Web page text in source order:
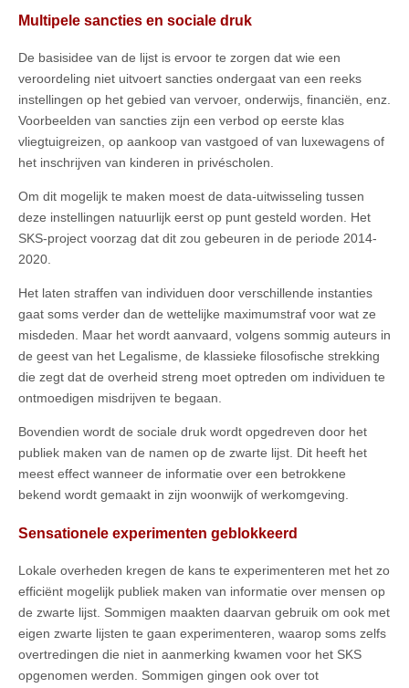
Multipele sancties en sociale druk
De basisidee van de lijst is ervoor te zorgen dat wie een
veroordeling niet uitvoert sancties ondergaat van een reeks
instellingen op het gebied van vervoer, onderwijs, financiën, enz.
Voorbeelden van sancties zijn een verbod op eerste klas
vliegtuigreizen, op aankoop van vastgoed of van luxewagens of
het inschrijven van kinderen in privéscholen.
Om dit mogelijk te maken moest de data-uitwisseling tussen
deze instellingen natuurlijk eerst op punt gesteld worden. Het
SKS-project voorzag dat dit zou gebeuren in de periode 2014-
2020.
Het laten straffen van individuen door verschillende instanties
gaat soms verder dan de wettelijke maximumstraf voor wat ze
misdeden. Maar het wordt aanvaard, volgens sommig auteurs in
de geest van het Legalisme, de klassieke filosofische strekking
die zegt dat de overheid streng moet optreden om individuen te
ontmoedigen misdrijven te begaan.
Bovendien wordt de sociale druk wordt opgedreven door het
publiek maken van de namen op de zwarte lijst. Dit heeft het
meest effect wanneer de informatie over een betrokkene
bekend wordt gemaakt in zijn woonwijk of werkomgeving.
Sensationele experimenten geblokkeerd
Lokale overheden kregen de kans te experimenteren met het zo
efficiënt mogelijk publiek maken van informatie over mensen op
de zwarte lijst. Sommigen maakten daarvan gebruik om ook met
eigen zwarte lijsten te gaan experimenteren, waarop soms zelfs
overtredingen die niet in aanmerking kwamen voor het SKS
opgenomen werden. Sommigen gingen ook over tot